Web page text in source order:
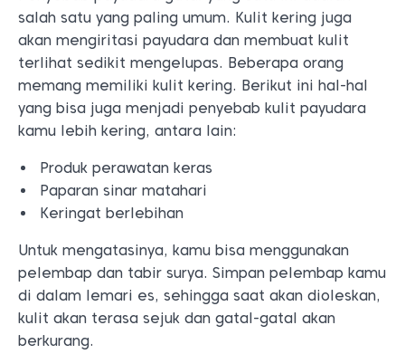
Paparan sinar matahari
Keringat berlebihan
Untuk mengatasinya, kamu bisa menggunakan
pelembap dan tabir surya. Simpan pelembap kamu
di dalam lemari es, sehingga saat akan dioleskan,
kulit akan terasa sejuk dan gatal-gatal akan
berkurang.
2. Cuaca terlalu panas
keringat juga bisa muncul di payudara dan area
sekitarnya. Jika kamu mengalami biang keringat,
rasa gatal pada payudara juga akan disertai
dengan munculnya benjolan kecil di kulit.